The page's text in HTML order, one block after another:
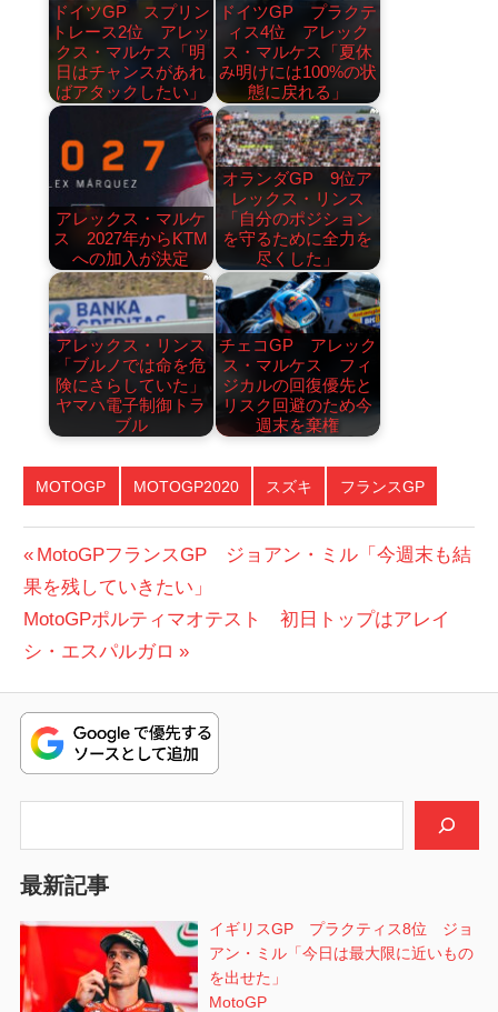
ドイツGP スプリン
トレース2位 アレッ
クス・マルケス「明
日はチャンスがあれ
ばアタックしたい」
ドイツGP プラクテ
ィス4位 アレック
ス・マルケス「夏休
み明けには100%の状
態に戻れる」
アレックス・マルケ
ス 2027年からKTM
への加入が決定
オランダGP 9位ア
レックス・リンス
「自分のポジション
を守るために全力を
尽くした」
アレックス・リンス
「ブルノでは命を危
険にさらしていた」
ヤマハ電子制御トラ
ブル
チェコGP アレック
ス・マルケス フィ
ジカルの回復優先と
リスク回避のため今
週末を棄権
MOTOGP MOTOGP2020 スズキ フランスGP
投
稿
ナ
ビ
ゲ
ー
ン
前
の
投
稿:
MotoGPフランスGP ジョアン・ミル「今週末も結
果を残していきたい」
次
の
稿:
MotoGPポルティマオテスト 初日トップはアレイ
シ・エスパルガロ
最新記事
イギリスGP プラクティス8位 ジョ
アン・ミル「今日は最大限に近いもの
を出せた」
MotoGP